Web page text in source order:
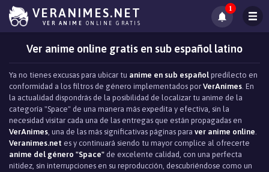
VERANIMES.NET
VER ANIME ONLINE GRATIS
1
Ver anime online gratis en sub español latino
Ya no tienes excusas para ubicar tu anime en sub español predilecto en
conformidad a los filtros de género implementados por VerAnimes. En
la actualidad dispondrás de la posibilidad de localizar tu anime de la
categoría "Space" de una manera más expedita y efectiva, sin la
necesidad visitar cada una de las entregas que están propagadas en
VerAnimes, una de las más significativas páginas para ver anime online.
Veranimes.net es y continuará siendo tu mayor complice al ofrecerte
anime del género "Space" de excelente calidad, con una perfecta
nitidez, sin interrupciones en su reproducción, descubriéndose como un